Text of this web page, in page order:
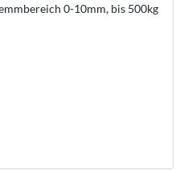
0-10mm, bis 500kg